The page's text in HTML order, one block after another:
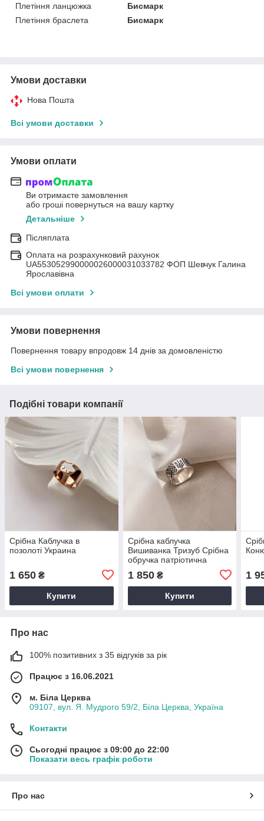
Плетіння ланцюжка
Бисмарк
Плетіння браслета
Бисмарк
Умови доставки
Нова Пошта
Всі умови доставки
Умови оплати
Ви отримаєте замовлення
або гроші повернуться на вашу картку
Детальніше
Післяплата
Оплата на розрахунковий рахунок
UA553052990000026000031033782 ФОП Шевчук Галина
Ярославівна
Всі умови оплати
Умови повернення
Повернення товару впродовж 14 днів за домовленістю
Всі умови повернення
Подібні товари компанії
Срібна Каблучка в
позолоті Украина
1 650 ₴
Купити
Срібна каблучка
Вишиванка Тризуб Срібна
обручка патріотична
1 850₴
Купити
1
Про нас
100% позитивних з 35 відгуків за рік
Працює з 16.06.2021
м. Біла Церква
09107, вул. Я. Мудрого 59/2, Біла Церква, Україна
Контакти
Сьогодні працює з 09:00 до 22:00
Показати весь графік роботи
Про нас